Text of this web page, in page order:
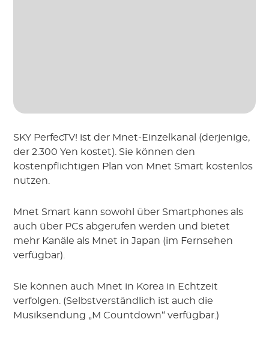
SKY PerfecTV! ist der Mnet-Einzelkanal (derjenige,
der 2.300 Yen kostet). Sie können den
kostenpflichtigen Plan von Mnet Smart kostenlos
nutzen.
Mnet Smart kann sowohl über Smartphones als
auch über PCs abgerufen werden und bietet
mehr Kanäle als Mnet in Japan (im Fernsehen
verfügbar).
Sie können auch Mnet in Korea in Echtzeit
verfolgen. (Selbstverständlich ist auch die
Musiksendung „M Countdown“ verfügbar.)